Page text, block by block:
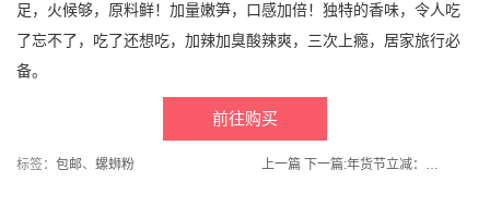
足，火候够，原料鲜！加量嫩笋，口感加倍！独特的香味，令人吃
了忘不了，吃了还想吃，加辣加臭酸辣爽，三次上瘾，居家旅行必
备。
前往购买
标签： 包邮、 螺蛳粉 上一篇 下一篇: 年货节立减：双阳食品-汤圆柿柿如意黑芝麻元宵312g*4袋